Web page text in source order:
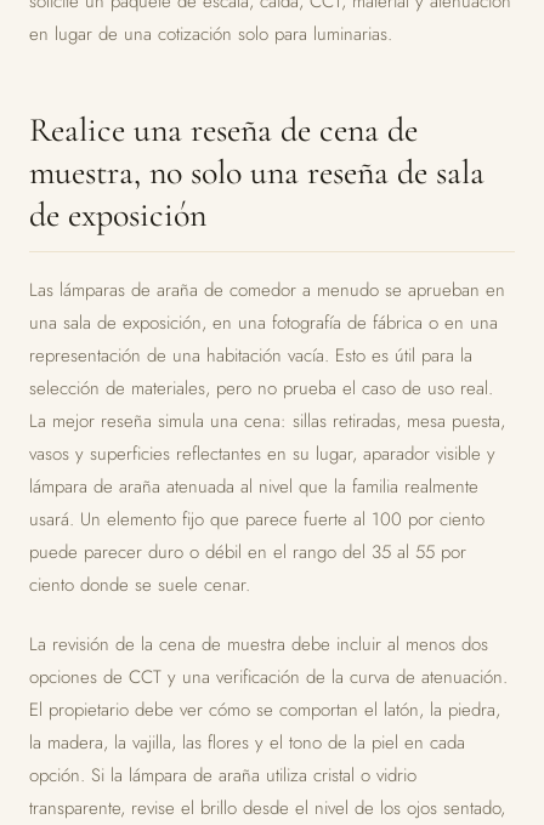
en lugar de una cotización solo para luminarias.
Realice una reseña de cena de
muestra, no solo una reseña de sala
de exposición
Las lámparas de araña de comedor a menudo se aprueban en
una sala de exposición, en una fotografía de fábrica o en una
representación de una habitación vacía. Esto es útil para la
selección de materiales, pero no prueba el caso de uso real.
La mejor reseña simula una cena: sillas retiradas, mesa puesta,
vasos y superficies reflectantes en su lugar, aparador visible y
lámpara de araña atenuada al nivel que la familia realmente
usará. Un elemento fijo que parece fuerte al 100 por ciento
puede parecer duro o débil en el rango del 35 al 55 por
ciento donde se suele cenar.
La revisión de la cena de muestra debe incluir al menos dos
opciones de CCT y una verificación de la curva de atenuación.
El propietario debe ver cómo se comportan el latón, la piedra,
la madera, la vajilla, las flores y el tono de la piel en cada
opción. Si la lámpara de araña utiliza cristal o vidrio
transparente, revise el brillo desde el nivel de los ojos sentado,